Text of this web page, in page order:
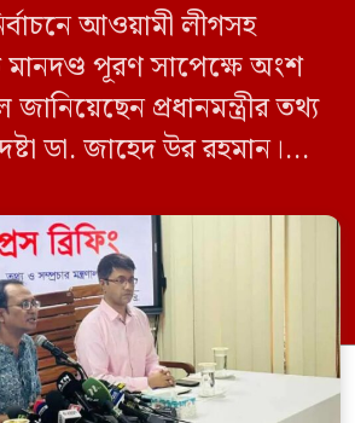
আওয়ামী লীগসহ
মানদণ্ড পূরণ সাপেক্ষে অংশ
প্রধানমন্ত্রীর তথ্য
ডা. জাহেদ উর রহমান।
ব্রিফিংয়ে সাংবাদিকদের
তিনি এ কথা বলেন।